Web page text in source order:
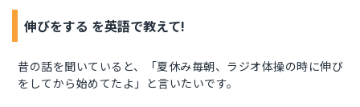
伸びをする を英語で教えて!
昔の話を聞いていると、「夏休み毎朝、ラジオ体操の時に伸び
をしてから始めてたよ」と言いたいです。